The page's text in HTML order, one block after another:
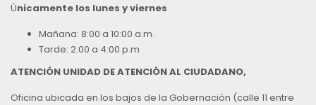
Únicamente los lunes y viernes
Mañana: 8:00 a 10:00 a.m.
Tarde: 2:00 a 4:00 p.m
ATENCIÓN UNIDAD DE ATENCIÓN AL CIUDADANO,
Oficina ubicada en los bajos de la Gobernación (calle 11 entre